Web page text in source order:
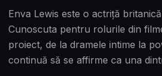
Enva Lewis este o actriță
Cunoscuta pentru rolurile din
proiect, de la dramele intime la
continuă să se affirme ca una